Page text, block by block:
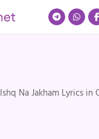
Ishq Na Jakham Lyrics in